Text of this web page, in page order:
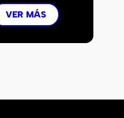
VER MÁS